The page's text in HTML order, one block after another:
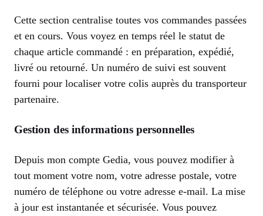
Cette section centralise toutes vos commandes passées
et en cours. Vous voyez en temps réel le statut de
chaque article commandé : en préparation, expédié,
livré ou retourné. Un numéro de suivi est souvent
fourni pour localiser votre colis auprès du transporteur
partenaire.
Gestion des informations personnelles
Depuis mon compte Gedia, vous pouvez modifier à
tout moment votre nom, votre adresse postale, votre
numéro de téléphone ou votre adresse e-mail. La mise
à jour est instantanée et sécurisée. Vous pouvez